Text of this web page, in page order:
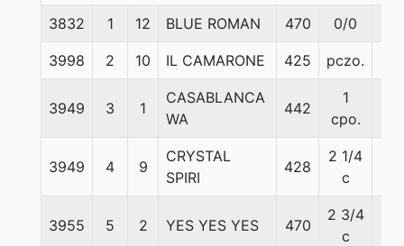
3832 1 12 BLUE ROMAN 470 0/0
3998 2 10 IL CAMARONE 425 pczo.
3949 3 1
CASABLANCA
WA
442
1
cpo.
3949 4 9
CRYSTAL
SPIRI
428
2 1/4
c
3955 5 2 YES YES YES 470
2 3/4
c